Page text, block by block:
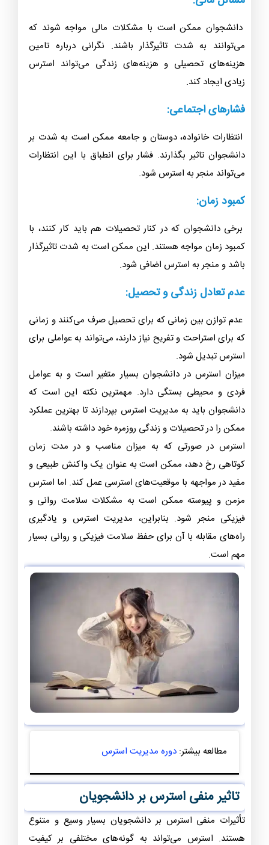
دانشجوان ممکن است با مشکلات مالی مواجه شوند که
می‌توانند به شدت تاثیرگذار باشند. نگرانی درباره تامین
هزینه‌های تحصیلی و هزینه‌های زندگی می‌تواند استرس
زیادی ایجاد کند.
فشارهای اجتماعی:
انتظارات خانواده، دوستان و جامعه ممکن است به شدت بر
دانشجوان تاثیر بگذارند. فشار برای انطباق با این انتظارات
می‌تواند منجر به استرس شود.
کمبود زمان:
برخی دانشجوان که در کنار تحصیلات هم باید کار کنند، با
کمبود زمان مواجه هستند. این ممکن است به شدت تاثیرگذار
باشد و منجر به استرس اضافی شود.
عدم تعادل زندگی و تحصیل:
عدم توازن بین زمانی که برای تحصیل صرف می‌کنند و زمانی
که برای استراحت و تفریح نیاز دارند، می‌تواند به عواملی برای
استرس تبدیل شود.
میزان استرس در دانشجوان بسیار متغیر است و به عوامل
فردی و محیطی بستگی دارد. مهمترین نکته این است که
دانشجوان باید به مدیریت استرس بپردازند تا بهترین عملکرد
ممکن را در تحصیلات و زندگی روزمره خود داشته باشند.
استرس در صورتی که به میزان مناسب و در مدت زمان
کوتاهی رخ دهد، ممکن است به عنوان یک واکنش طبیعی و
مفید در مواجهه با موقعیت‌های استرسی عمل کند. اما استرس
مزمن و پیوسته ممکن است به مشکلات سلامت روانی و
فیزیکی منجر شود. بنابراین، مدیریت استرس و یادگیری
راه‌های مقابله با آن برای حفظ سلامت فیزیکی و روانی بسیار
مهم است.
مطالعه بیشتر: دوره مدیریت استرس
تاثیر منفی استرس بر دانشجویان
تأثیرات منفی استرس بر دانشجویان بسیار وسیع و متنوع
هستند. استرس می‌تواند به گونه‌های مختلفی بر کیفیت